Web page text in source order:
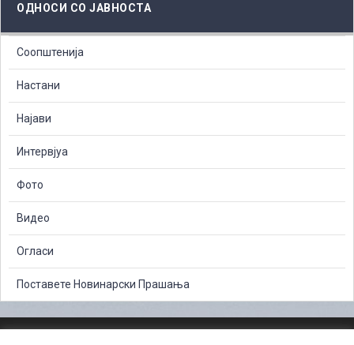
ОДНОСИ СО ЈАВНОСТА
Соопштенија
Настани
Најави
Интервјуа
Фото
Видео
Огласи
Поставете Новинарски Прашања